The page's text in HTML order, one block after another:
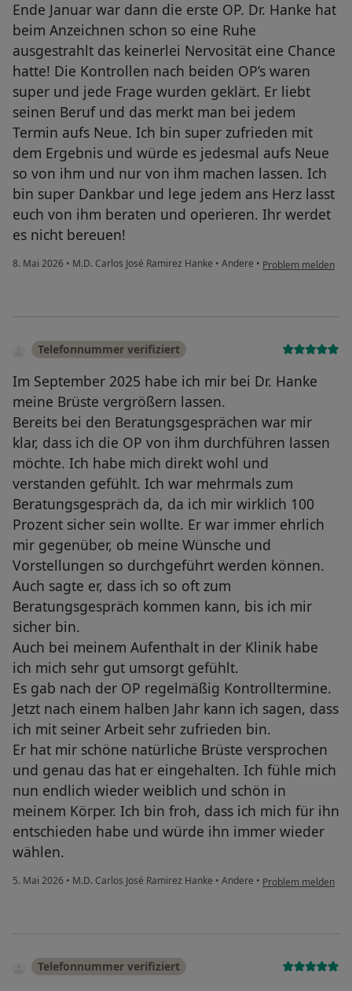
Ende Januar war dann die erste OP. Dr. Hanke hat
beim Anzeichnen schon so eine Ruhe
ausgestrahlt das keinerlei Nervosität eine Chance
hatte! Die Kontrollen nach beiden OP’s waren
super und jede Frage wurden geklärt. Er liebt
seinen Beruf und das merkt man bei jedem
Termin aufs Neue. Ich bin super zufrieden mit
dem Ergebnis und würde es jedesmal aufs Neue
so von ihm und nur von ihm machen lassen. Ich
bin super Dankbar und lege jedem ans Herz lasst
euch von ihm beraten und operieren. Ihr werdet
es nicht bereuen!
8. Mai 2026 • M.D. Carlos José Ramirez Hanke • Andere • Problem melden
Telefonnummer verifiziert
Im September 2025 habe ich mir bei Dr. Hanke
meine Brüste vergrößern lassen.
Bereits bei den Beratungsgesprächen war mir
klar, dass ich die OP von ihm durchführen lassen
möchte. Ich habe mich direkt wohl und
verstanden gefühlt. Ich war mehrmals zum
Beratungsgespräch da, da ich mir wirklich 100
Prozent sicher sein wollte. Er war immer ehrlich
mir gegenüber, ob meine Wünsche und
Vorstellungen so durchgeführt werden können.
Auch sagte er, dass ich so oft zum
Beratungsgespräch kommen kann, bis ich mir
sicher bin.
Auch bei meinem Aufenthalt in der Klinik habe
ich mich sehr gut umsorgt gefühlt.
Es gab nach der OP regelmäßig Kontrolltermine.
Jetzt nach einem halben Jahr kann ich sagen, dass
ich mit seiner Arbeit sehr zufrieden bin.
Er hat mir schöne natürliche Brüste versprochen
und genau das hat er eingehalten. Ich fühle mich
nun endlich wieder weiblich und schön in
meinem Körper. Ich bin froh, dass ich mich für ihn
entschieden habe und würde ihn immer wieder
wählen.
5. Mai 2026 • M.D. Carlos José Ramirez Hanke • Andere • Problem melden
Telefonnummer verifiziert